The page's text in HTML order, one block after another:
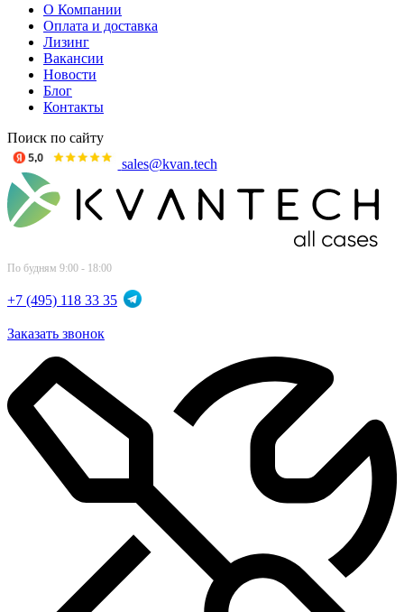
О Компании
Оплата и доставка
Лизинг
Вакансии
Новости
Блог
Контакты
Поиск по сайту
sales@kvan.tech
По будням 9:00 - 18:00
+7 (495) 118 33 35
Заказать звонок